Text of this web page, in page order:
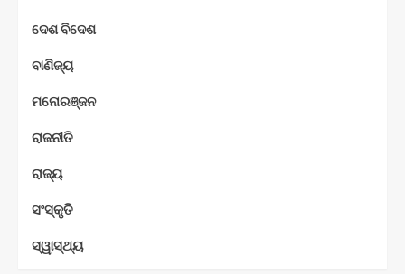
ଦେଶ ବିଦେଶ
ବାଣିଜ୍ୟ
ମନୋରଞ୍ଜନ
ରାଜନୀତି
ରାଜ୍ୟ
ସଂସ୍କୃତି
ସ୍ୱାସ୍ଥ୍ୟ